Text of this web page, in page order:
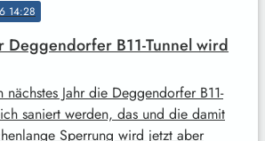
14:28
Deggendorfer B11-Tunnel wird
Jahr die Deggendorfer B11-
saniert werden, das und die damit
Sperrung wird jetzt aber